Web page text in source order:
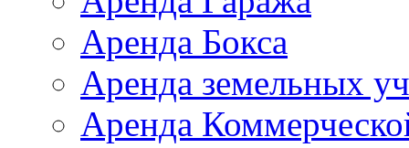
Аренда Бокса
Аренда земельных
Аренда